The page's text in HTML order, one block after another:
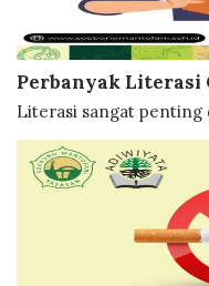
Perbanyak Literasi
Literasi sangat penting